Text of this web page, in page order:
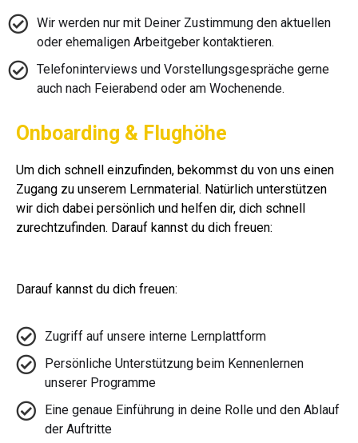
Wir werden nur mit Deiner Zustimmung den aktuellen
oder ehemaligen Arbeitgeber kontaktieren.
Telefoninterviews und Vorstellungsgespräche gerne
auch nach Feierabend oder am Wochenende.
Onboarding & Flughöhe
Um dich schnell einzufinden, bekommst du von uns einen
Zugang zu unserem Lernmaterial. Natürlich unterstützen
wir dich dabei persönlich und helfen dir, dich schnell
zurechtzufinden. Darauf kannst du dich freuen:
Darauf kannst du dich freuen:
Zugriff auf unsere interne Lernplattform
Persönliche Unterstützung beim Kennenlernen
unserer Programme
Eine genaue Einführung in deine Rolle und den Ablauf
der Auftritte